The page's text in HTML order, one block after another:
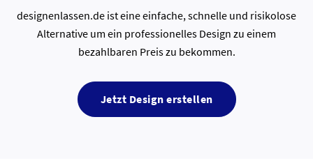
designenlassen.de ist eine einfache, schnelle und risikolose
Alternative um ein professionelles Design zu einem
bezahlbaren Preis zu bekommen.
Jetzt Design erstellen